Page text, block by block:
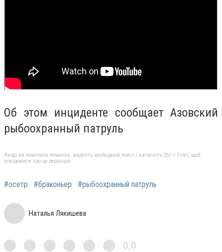
Об этом инциденте сообщает Азовский
рыбоохранный патруль
Якщо ви помітили помилку, виділіть необхідний текст і натисніть Ctrl + Enter, щоб
повідомити про це редакцію
#осетр #браконьер #рыбоохранный патруль
Наталья Лякишева
0,0